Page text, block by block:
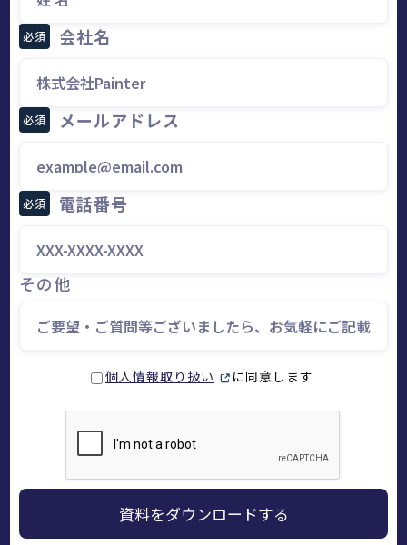
必須 会社名
必須 メールアドレス
必須 電話番号
その他
個人情報取り扱い に同意します